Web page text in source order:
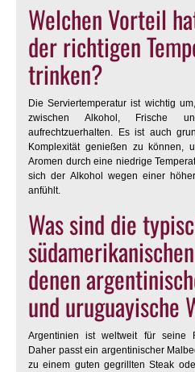
Welchen Vorteil
der richtigen
trinken?
Die Serviertemperatur ist wichtig
zwischen Alkohol, Frische
aufrechtzuerhalten. Es ist auch
Komplexität genießen zu können,
Aromen durch eine niedrige
sich der Alkohol wegen einer
anfühlt.
Was sind die
denen
und uruguayische
Argentinien ist weltweit für seine
Daher passt ein argentinischer
zu einem guten gegrillten Steak